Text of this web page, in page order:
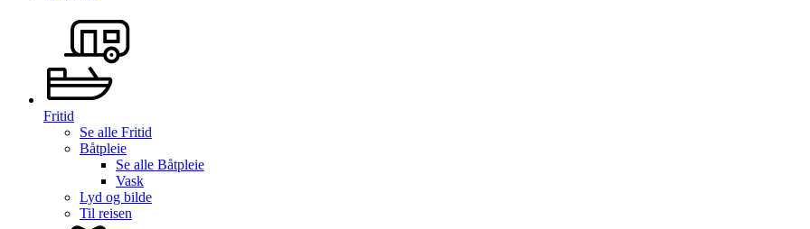
Fritid
Se alle Fritid
Båtpleie
Se alle Båtpleie
Vask
Lyd og bilde
Til reisen